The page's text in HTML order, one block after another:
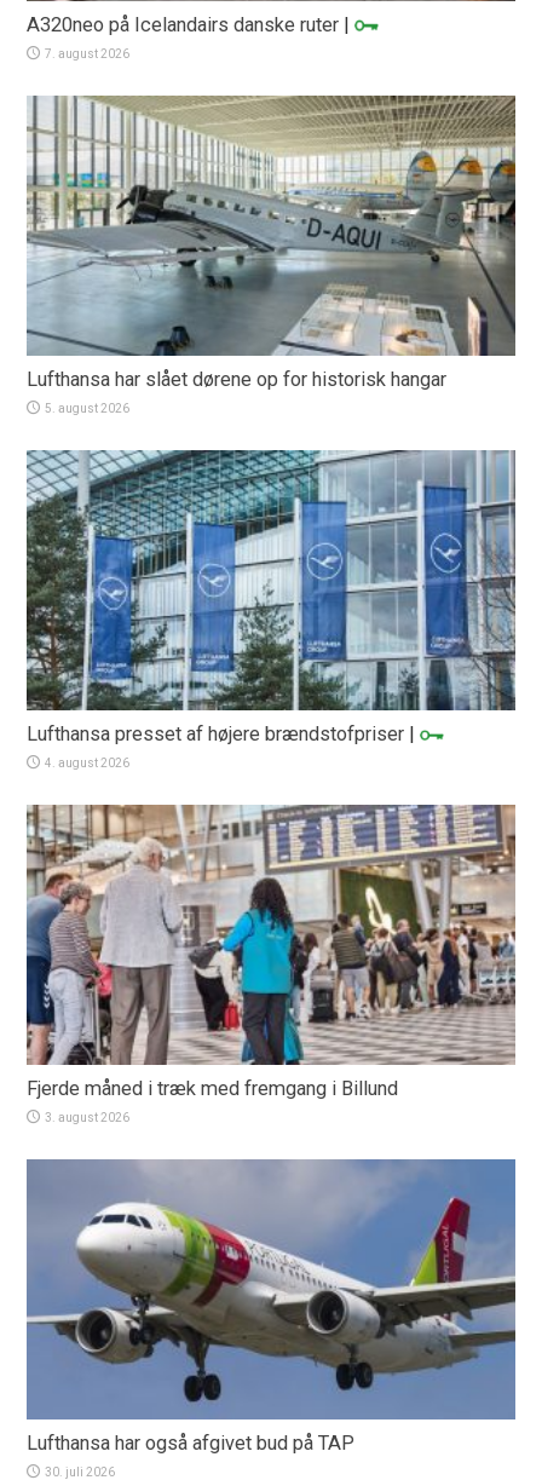
A320neo på Icelandairs danske ruter |
7. august 2026
Lufthansa har slået dørene op for historisk hangar
5. august 2026
Lufthansa presset af højere brændstofpriser |
4. august 2026
Fjerde måned i træk med fremgang i Billund
3. august 2026
Lufthansa har også afgivet bud på TAP
30. juli 2026